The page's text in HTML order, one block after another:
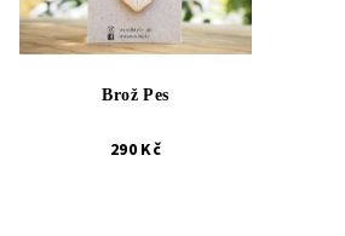
Brož Pes
290 Kč